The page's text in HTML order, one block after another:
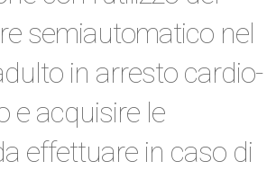
semiautomatico nel
in arresto cardio-
e acquisire le
effettuare in caso di